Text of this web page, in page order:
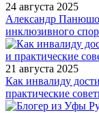
24 августа 2025
Александр
инклюзивного
21 августа 2025
Как инвалиду
практические